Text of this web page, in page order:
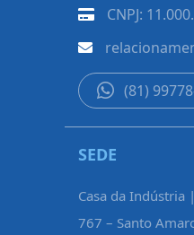
CNPJ:
(81)
SEDE
Casa da Indústria
767 – Santo